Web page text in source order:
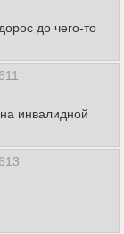
до чего-то
инвалидной